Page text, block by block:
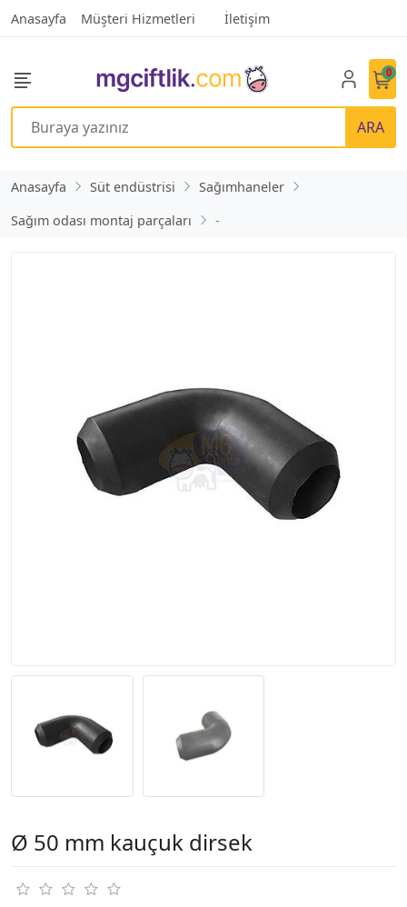
Anasayfa Müşteri Hizmetleri İletişim
ARA
0
Anasayfa Süt endüstrisi
Sağımhaneler
Sağım odası montaj parçaları
-
Ø 50 mm kauçuk dirsek